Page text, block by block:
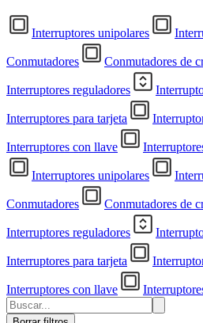
Interruptores unipolares
Conmutadores Conmutadores de
Interruptores reguladores
Interruptores para tarjeta
Interruptores con llave
Interruptores unipolares
Conmutadores Conmutadores de
Interruptores reguladores
Interruptores para tarjeta
Interruptores con llave